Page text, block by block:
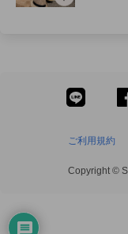
ご利用規約
Copyright ©